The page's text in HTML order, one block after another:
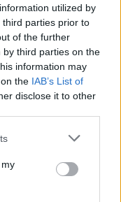
utilized by
parties prior to
of the further
third parties on the
information may
the IAB’s List of
disclose it to other
or more Google
You may click to
third-party tags to
in below Google
il Campo Base: